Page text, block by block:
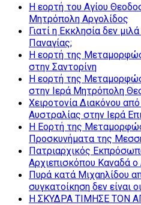
Η εορτή του Αγίου
Μητρόπολη Αργολίδος
Γιατί η Εκκλησία δεν
Παναγίας;
Η εορτή της
στην Σαντορίνη
Η εορτή της
στην Ιερά Μητρόπολη
Χειροτονία Διακόνου
Αυστραλίας στην Ιερά
Η Εορτή της
Προσκυνήματα της
Πατριαρχικός
Αρχιεπισκόπου Καναδά
Πυρά κατά Μιχαηλίδου
συγκατοίκηση δεν είναι
Η ΣΚΥΔΡΑ ΤΙΜΗΣΕ ΤΟΝ